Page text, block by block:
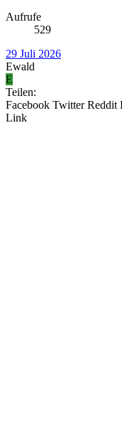
Aufrufe
529
29 Juli 2026
Ewald
E
Teilen:
Facebook Twitter Reddit
Link